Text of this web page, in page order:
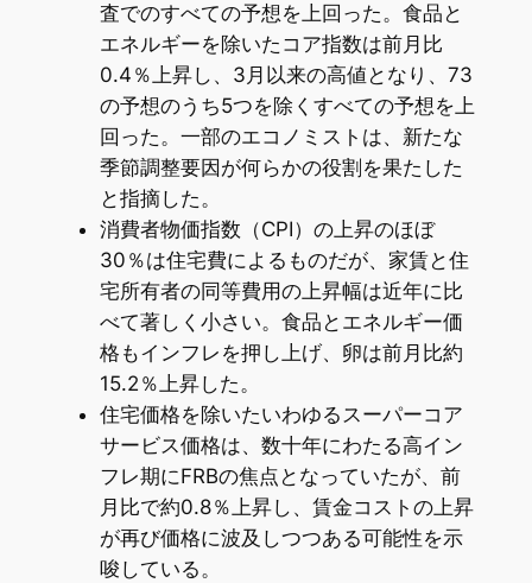
査でのすべての予想を上回った。食品と
エネルギーを除いたコア指数は前月比
0.4％上昇し、3月以来の高値となり、73
の予想のうち5つを除くすべての予想を上
回った。一部のエコノミストは、新たな
季節調整要因が何らかの役割を果たした
と指摘した。
消費者物価指数（CPI）の上昇のほぼ
30％は住宅費によるものだが、家賃と住
宅所有者の同等費用の上昇幅は近年に比
べて著しく小さい。食品とエネルギー価
格もインフレを押し上げ、卵は前月比約
15.2％上昇した。
住宅価格を除いたいわゆるスーパーコア
サービス価格は、数十年にわたる高イン
フレ期にFRBの焦点となっていたが、前
月比で約0.8％上昇し、賃金コストの上昇
が再び価格に波及しつつある可能性を示
唆している。